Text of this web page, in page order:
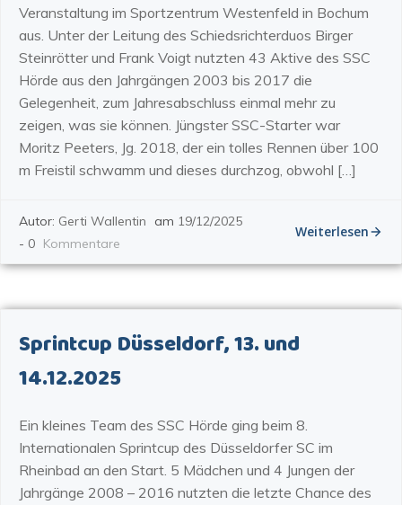
Veranstaltung im Sportzentrum Westenfeld in Bochum
aus. Unter der Leitung des Schiedsrichterduos Birger
Steinrötter und Frank Voigt nutzten 43 Aktive des SSC
Hörde aus den Jahrgängen 2003 bis 2017 die
Gelegenheit, zum Jahresabschluss einmal mehr zu
zeigen, was sie können. Jüngster SSC-Starter war
Moritz Peeters, Jg. 2018, der ein tolles Rennen über 100
m Freistil schwamm und dieses durchzog, obwohl […]
Autor: Gerti Wallentin am 19/12/2025
- 0 Kommentare
Weiterlesen
Sprintcup Düsseldorf, 13. und
14.12.2025
Ein kleines Team des SSC Hörde ging beim 8.
Internationalen Sprintcup des Düsseldorfer SC im
Rheinbad an den Start. 5 Mädchen und 4 Jungen der
Jahrgänge 2008 – 2016 nutzten die letzte Chance des